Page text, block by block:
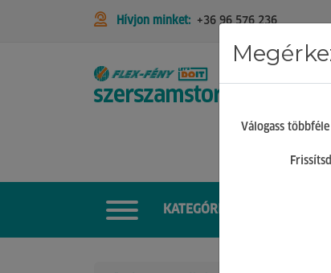
Hívjon minket: +36 96 576 236
KATEGÓRIÁK
Válogass